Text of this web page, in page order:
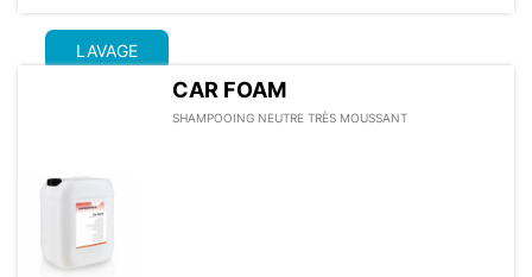
LAVAGE
CAR FOAM
SHAMPOOING NEUTRE TRÈS MOUSSANT